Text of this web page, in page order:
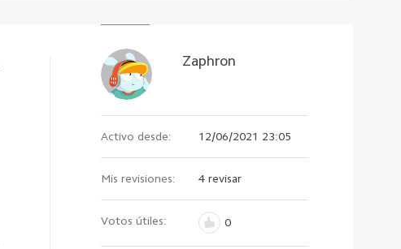
Zaphron
Activo desde: 12/06/2021 23:05
Mis revisiones: 4 revisar
Votos útiles: 0